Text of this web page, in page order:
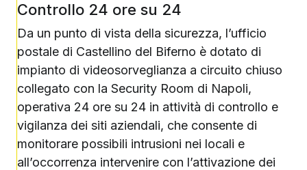
Controllo 24 ore su 24
Da un punto di vista della sicurezza, l’ufficio
postale di Castellino del Biferno è dotato di
impianto di videosorveglianza a circuito chiuso
collegato con la Security Room di Napoli,
operativa 24 ore su 24 in attività di controllo e
vigilanza dei siti aziendali, che consente di
monitorare possibili intrusioni nei locali e
all’occorrenza intervenire con l’attivazione dei